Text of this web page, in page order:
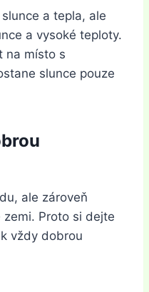
a tepla, ale
a vysoké teploty.
na místo s
slunce pouze
ale zároveň
Proto si dejte
vždy dobrou